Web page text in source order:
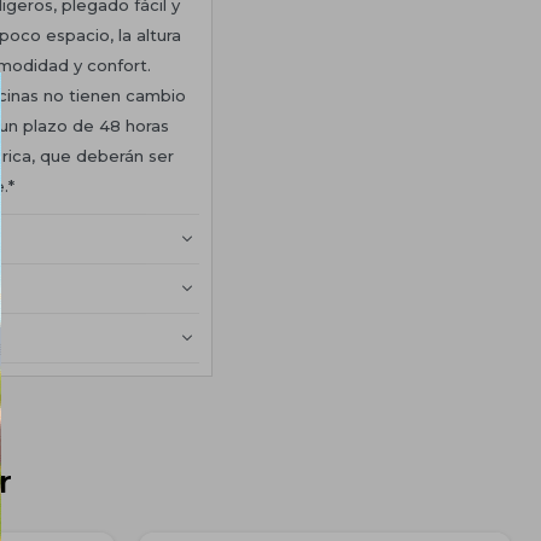
plegado fácil y
espacio, la altura
y confort.
no tienen cambio
plazo de 48 horas
que deberán ser